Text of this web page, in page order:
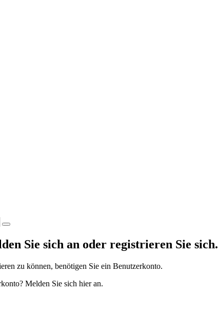
Sie sich an oder registrieren Sie sich.
zu können, benötigen Sie ein Benutzerkonto.
Melden Sie sich hier an.